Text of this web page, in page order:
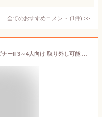
全てのおすすめコメント (1件) >
[ケユカ] フォーウェイ・サラダスピナーII 3～4人向け 取り外し可能 ボウル ザル付き 野菜水切り器 大きめ 日本製 食洗機対応 KEYUCA